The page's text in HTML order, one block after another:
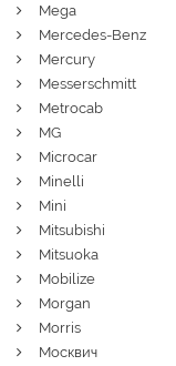
Mega
Mercedes-Benz
Mercury
Messerschmitt
Metrocab
MG
Microcar
Minelli
Mini
Mitsubishi
Mitsuoka
Mobilize
Morgan
Morris
Москвич